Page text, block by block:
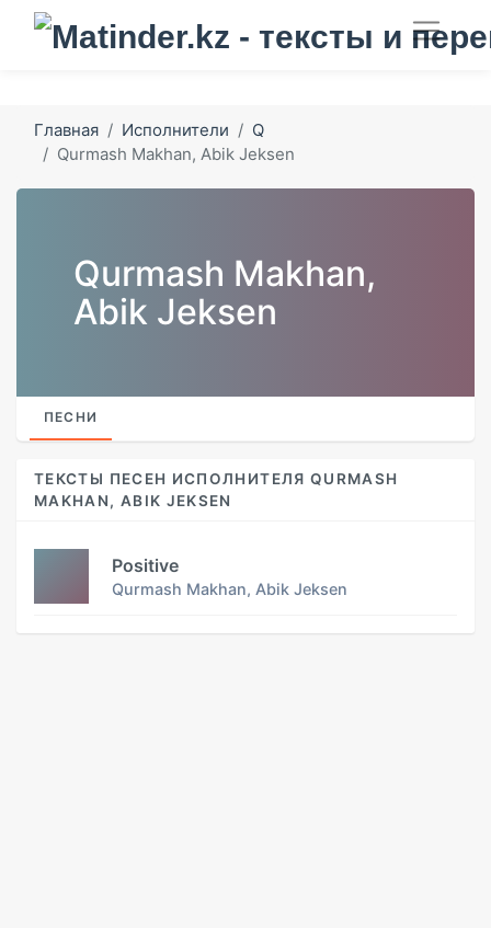
Главная Исполнители
Q
Qurmash Makhan, Abik Jeksen
Qurmash Makhan,
Abik Jeksen
ПЕСНИ
ТЕКСТЫ ПЕСЕН ИСПОЛНИТЕЛЯ QURMASH
MAKHAN, ABIK JEKSEN
Positive
Qurmash Makhan, Abik Jeksen